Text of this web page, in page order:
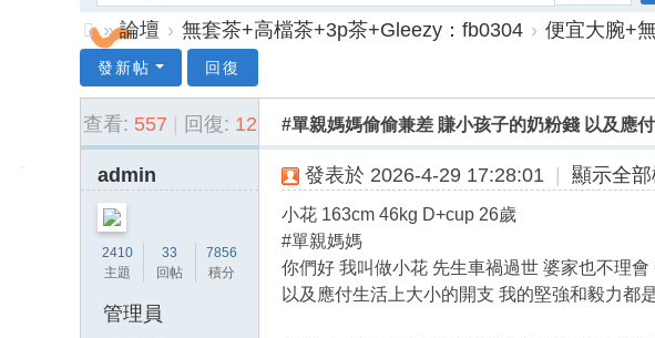
灣
渺
外
» 論壇 › 無套茶+高檔茶+3p茶+Gleezy：fb0304 › 便宜大腕+
發新帖 回復
查看: 557 回復: 12 #單親媽媽偷偷兼差 賺小孩子的奶粉錢 以及應
admin
2410
主題
33
回帖
7856
積分
管理員
發表於 2026-4-29 17:28:01 顯示全
小花 163cm 46kg D+cup 26歲
#單親媽媽
你們好 我叫做小花 先生車禍過世 婆家也不理
以及應付生活上大小的開支 我的堅強和毅力都